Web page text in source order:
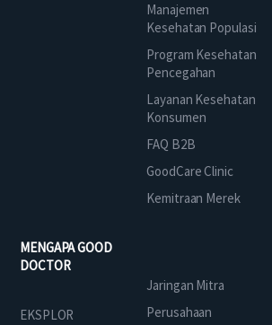
Manajemen
Kesehatan Populasi
Program Kesehatan
Pencegahan
Layanan Kesehatan
Konsumen
FAQ B2B
GoodCare Clinic
Kemitraan Merek
MENGAPA GOOD
DOCTOR
EKSPLOR
Jaringan Mitra
Perusahaan